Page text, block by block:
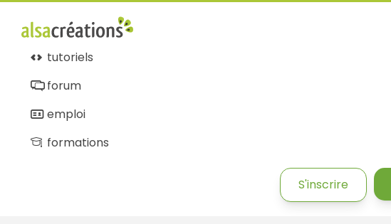
tutoriels
forum
emploi
formations
S'inscrire